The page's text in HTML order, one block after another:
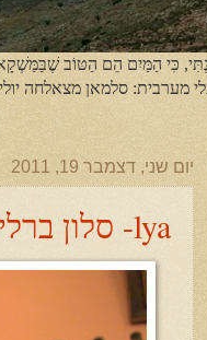
כִּי הַמַּיִם הֵם הַטּוֹב
סלמאן מצאלחה יולי 2011
יום שני, דצמבר 19, 2011
lya- סלון ברלין